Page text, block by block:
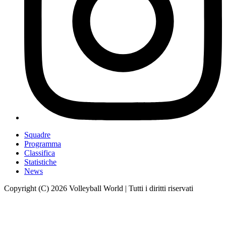
Squadre
Programma
Classifica
Statistiche
News
Copyright (C) 2026 Volleyball World | Tutti i diritti riservati